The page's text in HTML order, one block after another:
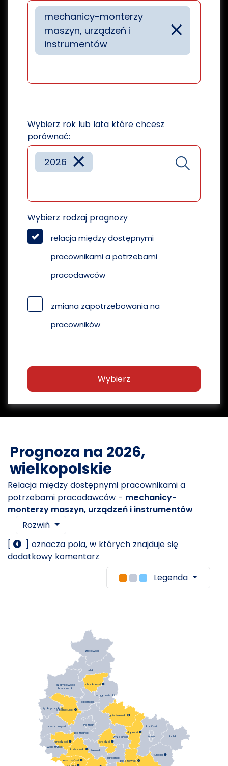
×
mechanicy-monterzy
maszyn, urządzeń i
instrumentów
Wybierz rok lub lata które chcesz
porównać:
×
2026
Wybierz rodzaj prognozy
relacja między dostępnymi
pracownikami a potrzebami
pracodawców
zmiana zapotrzebowania na
pracowników
Wybierz
Prognoza na 2026,
wielkopolskie
Relacja między dostępnymi pracownikami a
potrzebami pracodawców - mechanicy-
monterzy maszyn, urządzeń i instrumentów
Rozwiń
[
] oznacza pola, w których znajduje się
dodatkowy komentarz
Legenda
chodzieski
czarnkowsko
trzcianecki
gnieźnieński 
grodziski
jarociński
kolski
koniński
kościański 
leszczyński 
międzychodzki
nowotomyski
obornicki
pilski
pleszewski
poznański słupecki 
szamotulski
średzki 
śremski
turecki
wągrowiecki
wolsztyński
wrzesiński
złotowski
Konin
Poznań